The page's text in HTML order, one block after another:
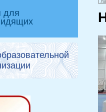
для